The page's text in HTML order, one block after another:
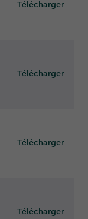
Télécharger
Télécharger
Télécharger
Télécharger